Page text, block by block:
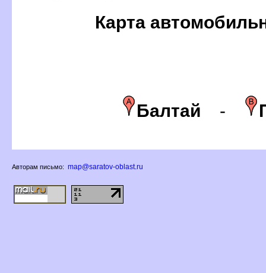
Карта
Балтай -
Авторам письмо: map@saratov-oblast.ru